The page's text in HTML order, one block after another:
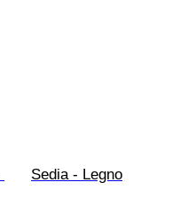
Sedia - Legno